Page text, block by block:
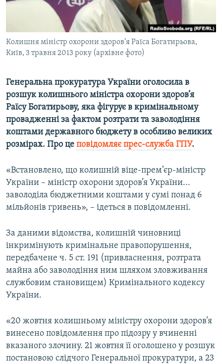
ВІДЕОУРОКИ «ELIFBE»
СВІДЧЕННЯ ОКУПАЦІЇ
УКРАЇНСЬКА ПРОБЛЕМА КРИМУ
Qırımtatar
Усі сайти RFE/RL
Колишня міністр охорони здоров’я Раїса Богатирьова,
Київ, 3 травня 2013 року (архівне фото)
Генеральна прокуратура України оголосила в
розшук колишнього міністра охорони здоров’я
Раїсу Богатирьову, яка фігурує в кримінальному
провадженні за фактом розтрати та заволодіння
коштами державного бюджету в особливо великих
розмірах. Про це повідомляє прес-служба ГПУ.
«Встановлено, що колишній віце-прем’єр-міністр
України – міністр охорони здоров’я України...
заволоділа бюджетними коштами у сумі понад 6
мільйонів гривень», – ідеться в повідомленні.
За даними відомства, колишній чиновниці
інкримінують кримінальне правопорушення,
передбачене ч. 5 ст. 191 (привласнення, розтрата
майна або заволодіння ним шляхом зловживання
службовим становищем) Кримінального кодексу
України.
«20 жовтня колишньому міністру охорони здоров’я
винесено повідомлення про підозру у вчиненні
вказаного злочину. 21 жовтня її оголошено у розшук
постановою слідчого Генеральної прокуратури, а 23